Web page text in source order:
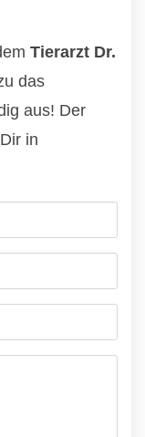
Tierarzt Dr.
das
aus! Der
in